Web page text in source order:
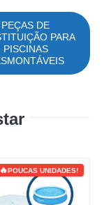
PEÇAS DE
PARA
PISCINAS
POUCAS UNIDADES!